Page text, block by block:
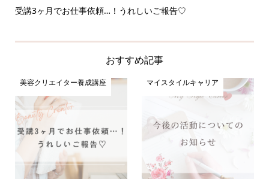
受講3ヶ月でお仕事依頼…！うれしいご報告♡
おすすめ記事
美容クリエイター養成講座 マイスタイルキャリア